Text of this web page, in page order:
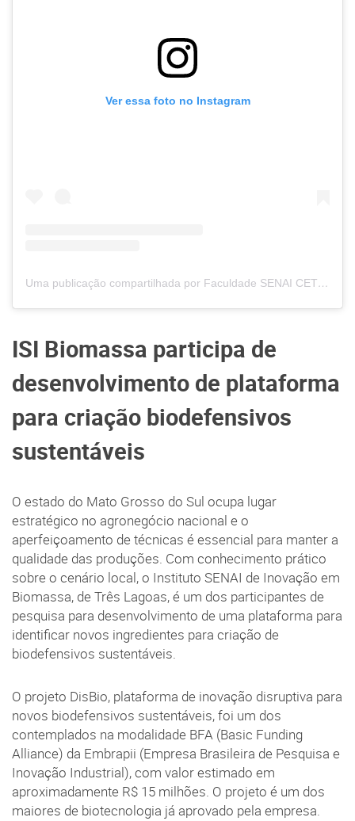
Ver essa foto no Instagram
Uma publicação compartilhada por Faculdade SENAI CETIQT (@faculdadesenaicetiqt)
ISI Biomassa participa de
desenvolvimento de plataforma
para criação biodefensivos
sustentáveis
O estado do Mato Grosso do Sul ocupa lugar
estratégico no agronegócio nacional e o
aperfeiçoamento de técnicas é essencial para manter a
qualidade das produções. Com conhecimento prático
sobre o cenário local, o Instituto SENAI de Inovação em
Biomassa, de Três Lagoas, é um dos participantes de
pesquisa para desenvolvimento de uma plataforma para
identificar novos ingredientes para criação de
biodefensivos sustentáveis.
O projeto DisBio, plataforma de inovação disruptiva para
novos biodefensivos sustentáveis, foi um dos
contemplados na modalidade BFA (Basic Funding
Alliance) da Embrapii (Empresa Brasileira de Pesquisa e
Inovação Industrial), com valor estimado em
aproximadamente R$ 15 milhões. O projeto é um dos
maiores de biotecnologia já aprovado pela empresa.